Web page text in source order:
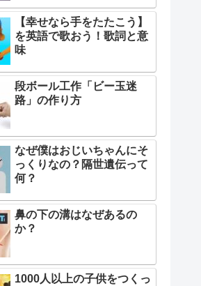
【幸せなら手をたたこう】
を英語で歌おう！歌詞と意
味
段ボール工作「ビー玉迷
路」の作り方
なぜ僕はおじいちゃんにそ
っくりなの？隔世遺伝って
何？
鼻の下の溝はなぜあるの
か？
1000人以上の子供をつくっ